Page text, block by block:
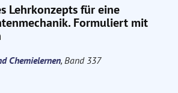
Lehrkonzepts für eine
Formuliert mit
Chemielernen, Band 337